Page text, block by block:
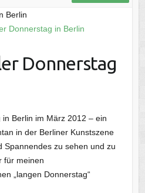
Berlin
Donnerstag
Berlin im März 2012 – ein
in der Berliner Kunstszene
Spannendes zu sehen und zu
für meinen
„langen Donnerstag“